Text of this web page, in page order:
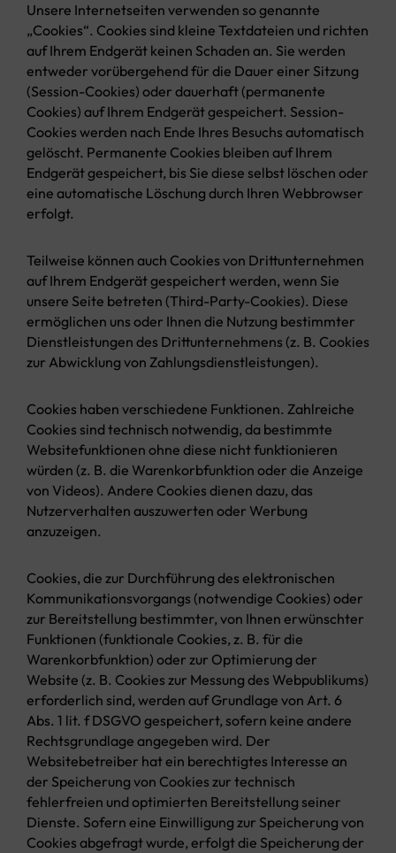
Unsere Internetseiten verwenden so genannte
„Cookies“. Cookies sind kleine Textdateien und richten
auf Ihrem Endgerät keinen Schaden an. Sie werden
entweder vorübergehend für die Dauer einer Sitzung
(Session-Cookies) oder dauerhaft (permanente
Cookies) auf Ihrem Endgerät gespeichert. Session-
Cookies werden nach Ende Ihres Besuchs automatisch
gelöscht. Permanente Cookies bleiben auf Ihrem
Endgerät gespeichert, bis Sie diese selbst löschen oder
eine automatische Löschung durch Ihren Webbrowser
erfolgt.
Teilweise können auch Cookies von Drittunternehmen
auf Ihrem Endgerät gespeichert werden, wenn Sie
unsere Seite betreten (Third-Party-Cookies). Diese
ermöglichen uns oder Ihnen die Nutzung bestimmter
Dienstleistungen des Drittunternehmens (z. B. Cookies
zur Abwicklung von Zahlungsdienstleistungen).
Cookies haben verschiedene Funktionen. Zahlreiche
Cookies sind technisch notwendig, da bestimmte
Websitefunktionen ohne diese nicht funktionieren
würden (z. B. die Warenkorbfunktion oder die Anzeige
von Videos). Andere Cookies dienen dazu, das
Nutzerverhalten auszuwerten oder Werbung
anzuzeigen.
Cookies, die zur Durchführung des elektronischen
Kommunikationsvorgangs (notwendige Cookies) oder
zur Bereitstellung bestimmter, von Ihnen erwünschter
Funktionen (funktionale Cookies, z. B. für die
Warenkorbfunktion) oder zur Optimierung der
Website (z. B. Cookies zur Messung des Webpublikums)
erforderlich sind, werden auf Grundlage von Art. 6
Abs. 1 lit. f DSGVO gespeichert, sofern keine andere
Rechtsgrundlage angegeben wird. Der
Websitebetreiber hat ein berechtigtes Interesse an
der Speicherung von Cookies zur technisch
fehlerfreien und optimierten Bereitstellung seiner
Dienste. Sofern eine Einwilligung zur Speicherung von
Cookies abgefragt wurde, erfolgt die Speicherung der